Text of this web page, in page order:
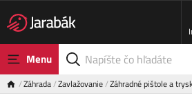
Menu
Záhrada Zavlažovanie Záhradné pištole a